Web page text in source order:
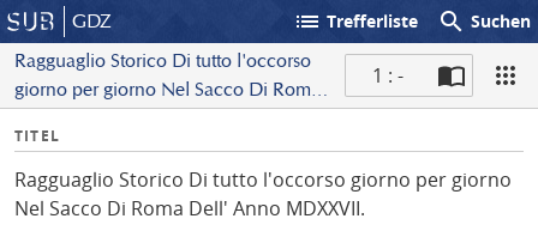
GDZ list Trefferliste search Suchen
Ragguaglio Storico Di tutto l'occorso
giorno per giorno Nel Sacco Di Roma
1 : -
I
f
o
TITEL
Ragguaglio Storico Di tutto l'occorso giorno per giorno
Nel Sacco Di Roma Dell' Anno MDXXVII.